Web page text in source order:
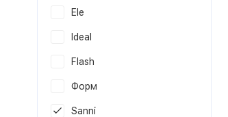
Ele
Ideal
Flash
Форм
Sanni